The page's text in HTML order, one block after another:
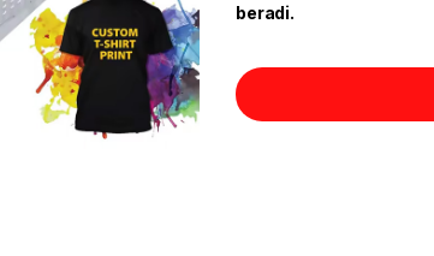
beradi.